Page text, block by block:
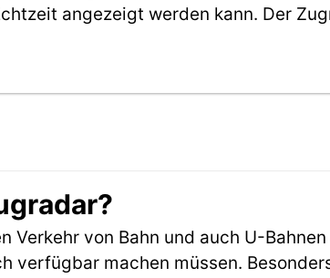
angezeigt werden kann. Der
Verkehr von Bahn und auch U-
verfügbar machen müssen.